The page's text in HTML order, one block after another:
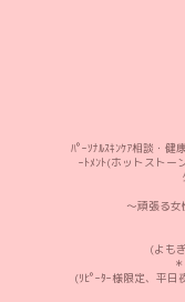
ﾊﾟｰｿﾅﾙｽｷﾝｹｱ相談・健
ｰﾄﾒﾝﾄ(ホットストー
〜頑張る
(よも
(ﾘﾋﾟｰﾀｰ様限定、平